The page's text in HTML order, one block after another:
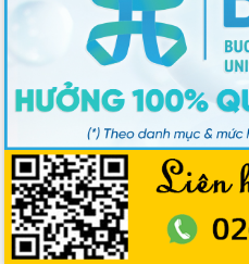
Thống nhất danh sách giới thiệu ứng
cử đại biểu Quốc hội khoá XVI và đại
biểu HĐND tỉnh Đắk Lắk, nhiệm kỳ
2026-2031
Phát động hai phong trào thi đua quan
trọng trong kỷ nguyên mới
Hội nghị lần thứ tư Ban Chỉ đạo công
tác bầu cử tỉnh Đắk Lắk
Hội nghị Báo cáo viên Trung ương
tháng 01/2026
Phó Thủ tướng Hồ Quốc Dũng đánh giá